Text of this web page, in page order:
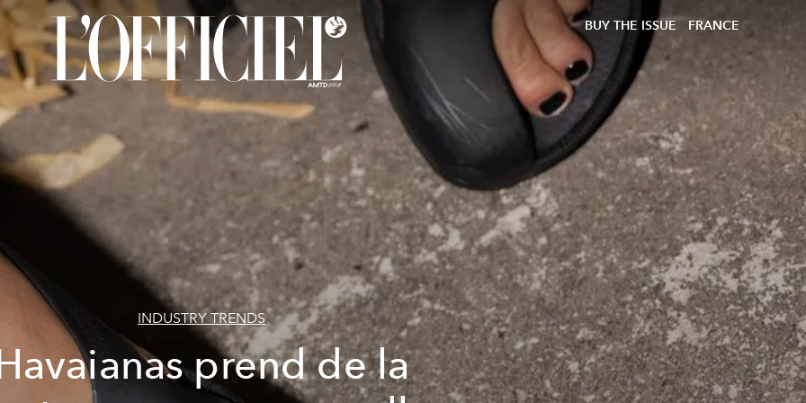
BUY THE ISSUE FRANCE
INDUSTRY TRENDS
prend de la